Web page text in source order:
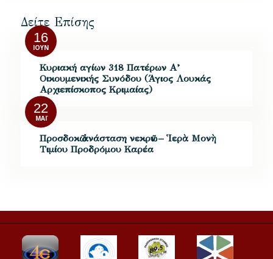
Δείτε Επίσης
16
ΙΟΎΝ
Κυριακή αγίων 318 Πατέρων Α’
Οικουμενικής Συνόδου (Άγιος Λουκάς
Αρχιεπίσκοπος Κριμαίας)
22
ΜΆΙ
Προσδοκῶ ἀνάσταση νεκρῶν – Ἱερὰ Μονὴ
Τιμίου Προδρόμου Καρέα